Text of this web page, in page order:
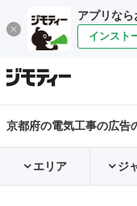
アプリなら
インスト
京都府の電気工事の広告
エリア ジ